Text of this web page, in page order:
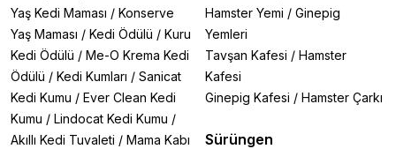
Yaş Kedi Maması / Konserve
Yaş Maması / Kedi Ödülü / Kuru
Kedi Ödülü / Me-O Krema Kedi
Ödülü / Kedi Kumları / Sanicat
Kedi Kumu / Ever Clean Kedi
Kumu / Lindocat Kedi Kumu /
Akıllı Kedi Tuvaleti / Mama Kabı
Hamster Yemi / Ginepig
Yemleri
Tavşan Kafesi / Hamster
Kafesi
Ginepig Kafesi / Hamster Çarkı
Sürüngen